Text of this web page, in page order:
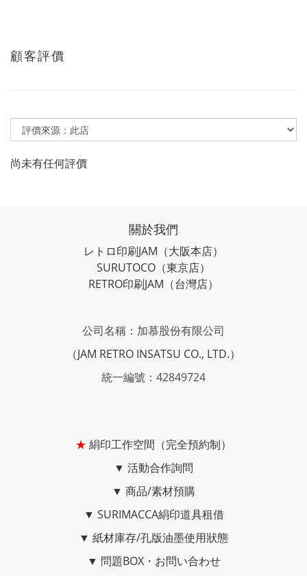
顧客評價
尚未有任何評價
關於我們
レトロ印刷JAM （大阪本店）
SURUTOCO （東京店）
RETRO印刷JAM （台灣店）
公司名稱：加慕股份有限公司
（JAM RETRO INSATSU CO., LTD.）
統一編號：42849724
★ 絹印工作空間（完全預約制）
▼ 活動合作詢問
▼ 商品/素材預購
▼ SURIMACCA絹印道具租借
▼ 紙材庫存/孔版油墨使用狀態
▼ 問題BOX・お問い合わせ